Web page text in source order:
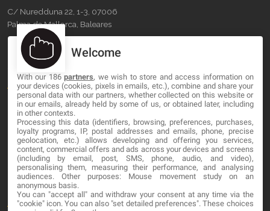
C/ Nuredduna 22, 1-3, 07006
Palma de Mallorca, Baleares
OUR COMPANY
About
Blog
Contact
LEGAL
Cookies
Avviso Legale
Welcome
With our 186partners, we wish to store and access information on
your devices (cookies, pixels in emails, etc.), combine and share your
personal data with our partners, whether collected on this website or
in our emails, already held by some of us, or obtained later, including
in other contexts.
Processing this data (identifiers, browsing, preferences, purchases,
loyalty programs, IP, postal addresses and emails, phone, precise
geolocation, etc.) allows developing and offering you services,
content, commercial offers and ads across your devices and screens
(including by email, post, SMS, phone, audio, and video),
personalising them, measuring their performance, and analysing
audiences. Other purposes: Mouse movement study on an
anonymous basis.
You can "accept all" and withdraw your consent at any time via the
"cookie" icon. You can also "set detailed preferences". These choices